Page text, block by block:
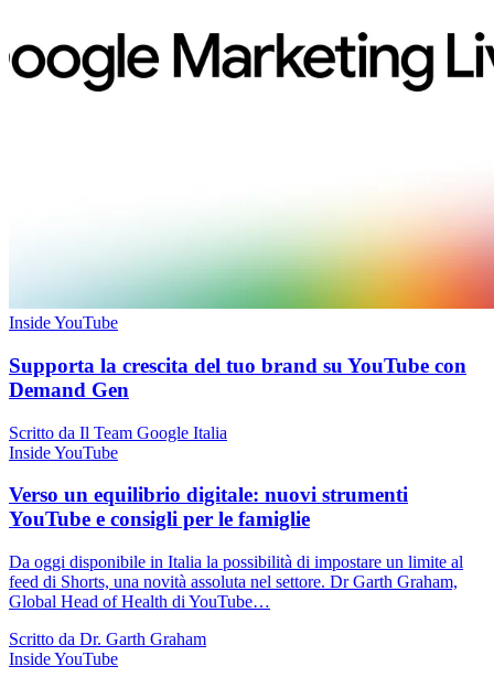
Inside YouTube
Supporta la crescita del tuo brand su YouTube con
Demand Gen
Scritto da Il Team Google Italia
Inside YouTube
Verso un equilibrio digitale: nuovi strumenti
YouTube e consigli per le famiglie
Da oggi disponibile in Italia la possibilità di impostare un limite al
feed di Shorts, una novità assoluta nel settore. Dr Garth Graham,
Global Head of Health di YouTube…
Scritto da Dr. Garth Graham
Inside YouTube